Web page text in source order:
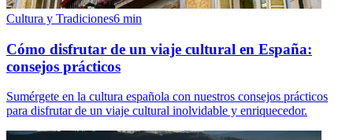
Cultura y Tradiciones6 min
Cómo disfrutar de un viaje cultural en España:
consejos prácticos
Sumérgete en la cultura española con nuestros consejos prácticos
para disfrutar de un viaje cultural inolvidable y enriquecedor.